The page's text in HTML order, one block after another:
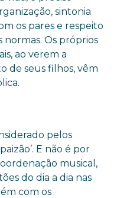
sintonia
os pares e respeito
normas. Os próprios
ao verem a
de seus filhos, vêm
pelos
E não é por
musical,
do dia a dia nas
com os